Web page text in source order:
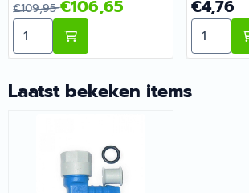
vakanties en weekendtrips.
Barsema Recreatie levert
camper-, caravan- en
deskundig advies.
€109,95€106,65
Aantal kiezen voor Truma Bediening
compleet.
bij
€4,76
Aantal
Laatst bekeken items